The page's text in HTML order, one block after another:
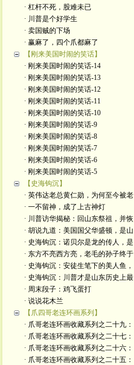
· 杠杆不死，股难未已
· 川普是个好学生
· 卖国贼的下场
· 赢麻了，四个爪都麻了
【刚来美国时闹的笑话】
· 刚来美国时闹的笑话-14
· 刚来美国时闹的笑话-13
· 刚来美国时闹的笑话-12
· 刚来美国时闹的笑话-11
· 刚来美国时闹的笑话-10
· 刚来美国时闹的笑话-9
· 刚来美国时闹的笑话-8
· 刚来美国时闹的笑话-7
· 刚来美国时闹的笑话-6
· 刚来美国时闹的笑话-5
【史海钩沉】
· 英伟达老总黄仁勋，为何至今被老
· 一不留神，成了上古神灯
· 川普访华揭秘：回山东祭祖，并恢
· 胡说九道：美国国父华盛顿，是山
· 史海钩沉：诺贝尔是龙的传人，是
· 东方不亮西方亮，老毛的孙子终于
· 史海钩沉：安徒生笔下的美人鱼，
· 史海钩沉：川普才是山东历史上最
· 周末段子：鸡飞蛋打
· 说说花木兰
【爪四哥老连环画系列】
· 爪哥老连环画收藏系列之二十九：
· 爪哥老连环画收藏系列之二十七：
· 爪哥老连环画收藏系列之二十六：
· 爪哥老连环画收藏系列之二十五：